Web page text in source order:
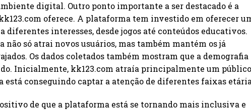
digital. Outro ponto importante a ser destacado é a
oferece. A plataforma tem investido em oferecer
diferentes interesses, desde jogos até conteúdos educativos.
não só atrai novos usuários, mas também mantém os já
Os dados coletados também mostram que a demografia
Inicialmente, kk123.com atraía principalmente um público
está conseguindo captar a atenção de diferentes faixas
de que a plataforma está se tornando mais inclusiva e